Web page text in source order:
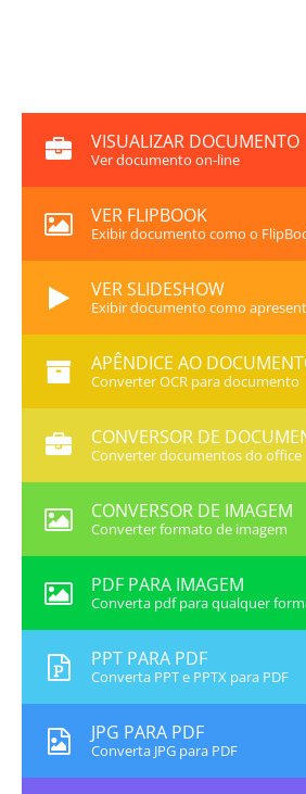
VISUALIZAR DOCUMENTO
Ver documento on-line
VER FLIPBOOK
Exibir documento como o
VER SLIDESHOW
Exibir documento como
APÊNDICE AO
Converter OCR para documento
CONVERSOR DE
Converter documentos do office
CONVERSOR DE IMAGEM
Converter formato de imagem
PDF PARA IMAGEM
Converta pdf para qualquer
PPT PARA PDF
Converta PPT e PPTX para PDF
JPG PARA PDF
Converta JPG para PDF